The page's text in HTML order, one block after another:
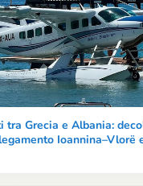
tra Grecia e Albania:
Ioannina–Vlorë